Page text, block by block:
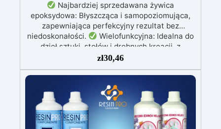
Najbardziej sprzedawana żywica
epoksydowa: Błyszcząca i samopoziomująca,
zapewniająca perfekcyjny rezultat bez
niedoskonałości.
Wielofunkcyjna: Idealna do
dzieł sztuki, stołów i drobnych kreacji, z
możliwością wylewania od 1 mm do 2 cm.
Odporna na zarysowania i promieniowanie UV:
Gwarantuje trwałe, intensywne i nienaruszone
prace, które nie żółkną z biegiem czasu.
Niska lepkość i formuła przeciwbąbelkowa: Dla
perfekcyjnych rezultatów, idealna do wlewania
do form i zatapiania.
Certyfikowana jako
zł30,46